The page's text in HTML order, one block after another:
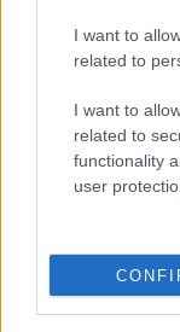
I want to
related to
I want to
related to
functionality
user
Copyright © 2024 |
- Numero REA
Procesamiento de
Todos los
tecnología con
Casa
Cineverse